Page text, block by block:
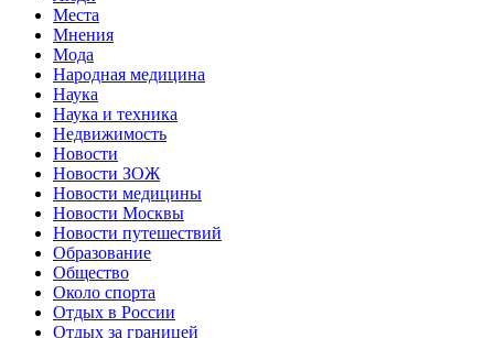
Места
Мнения
Мода
Народная медицина
Наука
Наука и техника
Недвижимость
Новости
Новости ЗОЖ
Новости медицины
Новости Москвы
Новости путешествий
Образование
Общество
Около спорта
Отдых в России
Отдых за границей